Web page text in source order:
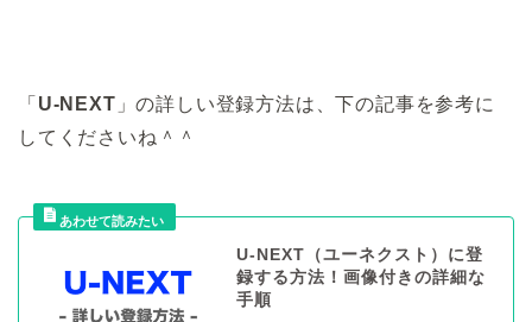
「 U-NEXT 」の詳しい登録方法は、下の記事を参考に
してくださいね＾＾
U-NEXT（ユーネクスト）に登
録する方法！画像付きの詳細な
手順